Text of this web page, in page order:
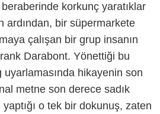
korkunç yaratıklar
ardından, bir süpermarkete
çalışan bir grup insanın
Darabont. Yönettiği bu
hikayenin son
metne son derece sadık
o tek bir dokunuş, zaten
Pictures